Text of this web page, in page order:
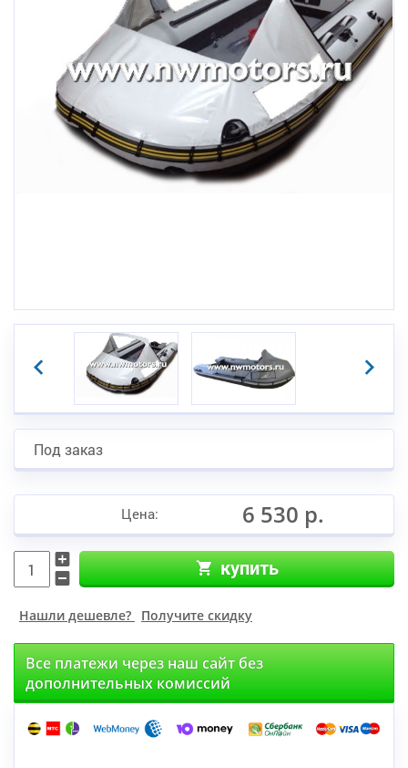
Под заказ
Цена: 6 530 р.
купить
Нашли дешевле? Получите скидку
Все платежи через наш сайт без
дополнительных комиссий